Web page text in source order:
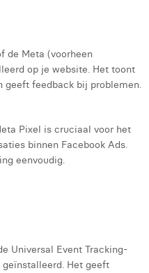
de Meta (voorheen
op je website. Het toont
geeft feedback bij problemen.
Pixel is cruciaal voor het
binnen Facebook Ads.
eenvoudig.
Universal Event Tracking-
Het geeft